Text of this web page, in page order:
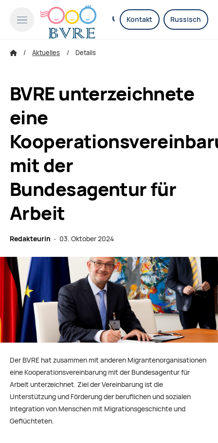
Kontakt Russisch
Aktuelles Details
BVRE unterzeichnete
eine
mit der
Bundesagentur für
Arbeit
Redakteurin · 03. Oktober 2024
Der BVRE hat zusammen mit anderen Migrantenorganisationen
eine Kooperationsvereinbarung mit der Bundesagentur für
Arbeit unterzeichnet. Ziel der Vereinbarung ist die
Unterstützung und Förderung der beruflichen und sozialen
Integration von Menschen mit Migrationsgeschichte und
Geflüchteten.